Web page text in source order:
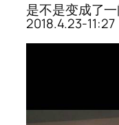
是不是变成了一
2018.4.23-11:27